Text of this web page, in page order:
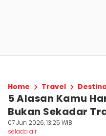
Home Travel
5 Alasan Kamu
Bukan Sekadar
07 Jun 2026, 13:25 WIB
selada air